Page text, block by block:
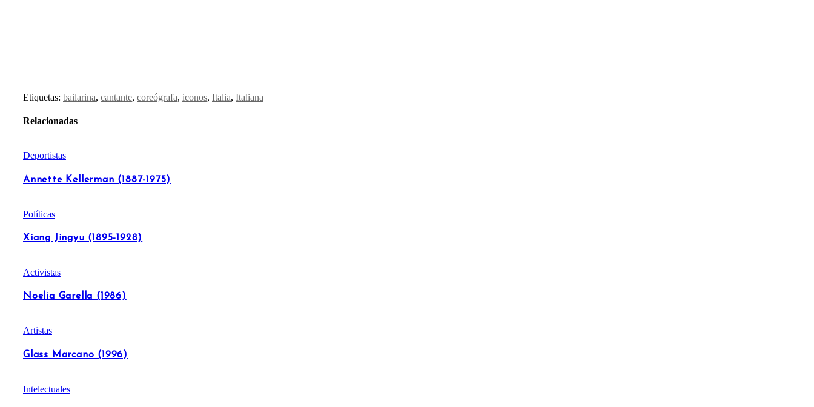
Etiquetas: bailarina, cantante, coreógrafa, iconos, Italia, Italiana
Relacionadas
Deportistas
Annette Kellerman (1887-1975)
Políticas
Xiang Jingyu (1895-1928)
Activistas
Noelia Garella (1986)
Artistas
Glass Marcano (1996)
Intelectuales